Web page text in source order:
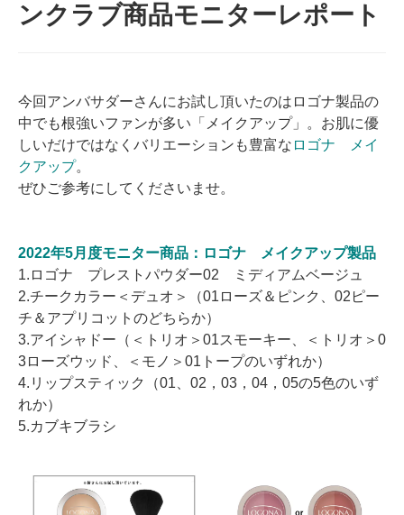
ンクラブ商品モニターレポート
今回アンバサダーさんにお試し頂いたのはロゴナ製品の
中でも根強いファンが多い「メイクアップ」。お肌に優
しいだけではなくバリエーションも豊富な ロゴナ メイ
クアップ。
ぜひご参考にしてくださいませ。
2022年5月度モニター商品：ロゴナ メイクアップ製品
1.ロゴナ プレストパウダー02 ミディアムベージュ
2.チークカラー＜デュオ＞（01ローズ＆ピンク、02ピー
チ＆アプリコットのどちらか）
3.アイシャドー（＜トリオ＞01スモーキー、＜トリオ＞0
3ローズウッド、＜モノ＞01トープのいずれか）
4.リップスティック（01、02，03，04，05の5色のいず
れか）
5.カブキブラシ